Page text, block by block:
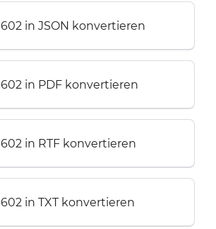
602 in JSON konvertieren
602 in PDF konvertieren
602 in RTF konvertieren
602 in TXT konvertieren